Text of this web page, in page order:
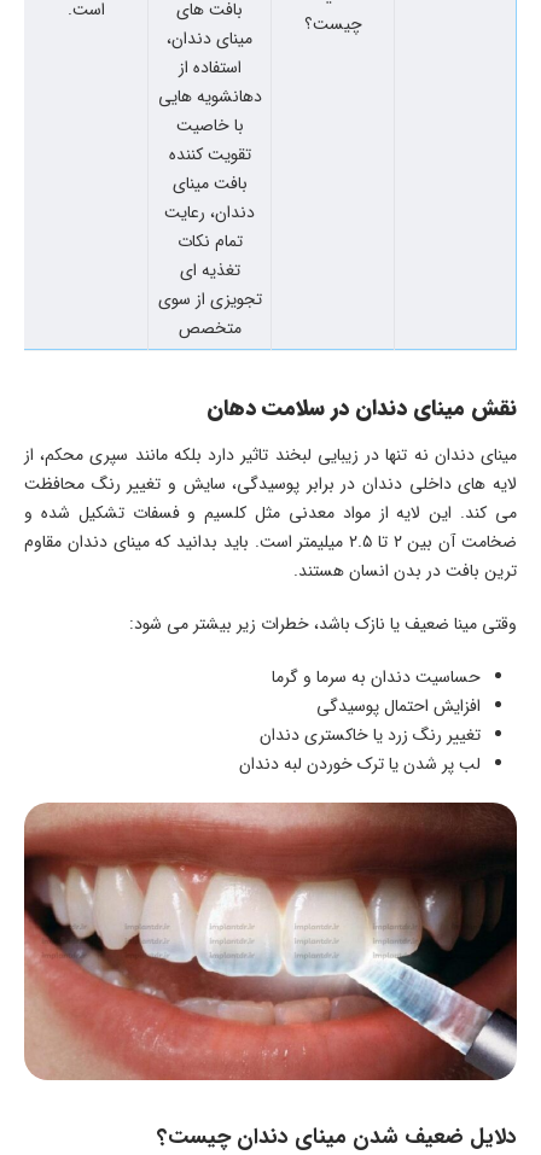
چیست؟
بافت های
مینای دندان،
استفاده از
دهانشویه هایی
با خاصیت
تقویت کننده
بافت مینای
دندان، رعایت
تمام نکات
تغذیه ای
تجویزی از سوی
متخصص
است.
نقش مینای دندان در سلامت دهان
مینای دندان نه تنها در زیبایی لبخند تاثیر دارد بلکه مانند سپری محکم، از
لایه های داخلی دندان در برابر پوسیدگی، سایش و تغییر رنگ محافظت
می کند. این لایه از مواد معدنی مثل کلسیم و فسفات تشکیل شده و
ضخامت آن بین ۲ تا ۲.۵ میلیمتر است. باید بدانید که مینای دندان مقاوم
ترین بافت در بدن انسان هستند.
وقتی مينا ضعیف یا نازک باشد، خطرات زیر بیشتر می شود:
حساسیت دندان به سرما و گرما
افزایش احتمال پوسیدگی
تغییر رنگ زرد یا خاکستری دندان
لب پر شدن یا ترک خوردن لبه دندان
دلایل ضعیف شدن مینای دندان چیست؟